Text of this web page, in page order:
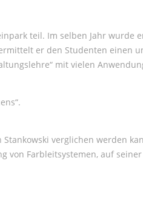
teil. Im selben Jahr wurde
er den Studenten einen
mit vielen
verglichen werden
von Farbleitsystemen, auf